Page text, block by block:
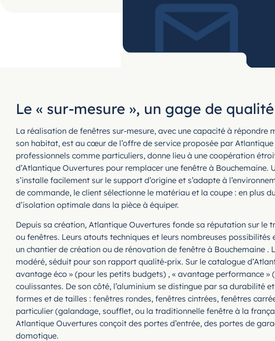
Le « sur-mesure », un gage de
La réalisation de fenêtres sur-mesure, avec une capacité à
son habitat, est au cœur de l’offre de service proposée par
professionnels comme particuliers, donne lieu à une coopération
d’Atlantique Ouvertures pour remplacer une fenêtre à
s’installe facilement sur le support d’origine et s’adapte à
de commande, le client sélectionne le matériau et la coupe : en
d’isolation optimale dans la pièce à équiper.
Depuis sa création, Atlantique Ouvertures fonde sa réputation sur le
ou fenêtres. Leurs atouts techniques et leurs nombreuses possibilités
un chantier de création ou de rénovation de fenêtre à Bouchemaine
modéré, séduit pour son rapport qualité-prix. Sur le catalogue
avantage éco » (pour les petits budgets) , « avantage performance
coulissantes. De son côté, l’aluminium se distingue par sa
formes et de tailles : fenêtres rondes, fenêtres cintrées, fenêtres
particulier (galandage, soufflet, ou la traditionnelle fenêtre à la
Atlantique Ouvertures conçoit des portes d’entrée, des portes de
domotique.